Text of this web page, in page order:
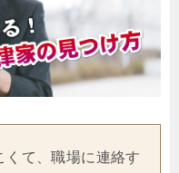
くて、職場に連絡す